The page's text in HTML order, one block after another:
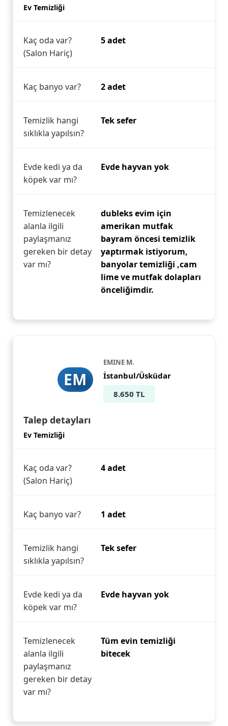
Ev Temizliği
Kaç oda var?
(Salon Hariç)
5 adet
Kaç banyo var? 2 adet
Temizlik hangi
sıklıkla yapılsın?
Tek sefer
Evde kedi ya da
köpek var mı?
Evde hayvan yok
Temizlenecek
alanla ilgili
paylaşmanız
gereken bir detay
var mı?
dubleks evim için
amerikan mutfak
bayram öncesi temizlik
yaptırmak istiyorum,
banyolar temizliği ,cam
lime ve mutfak dolapları
önceliğimdir.
EM
EMINE M.
İstanbul/Üsküdar
8.650 TL
Talep detayları
Ev Temizliği
Kaç oda var?
(Salon Hariç)
4 adet
Kaç banyo var? 1 adet
Temizlik hangi
sıklıkla yapılsın?
Tek sefer
Evde kedi ya da
köpek var mı?
Evde hayvan yok
Temizlenecek
alanla ilgili
paylaşmanız
gereken bir detay
var mı?
Tüm evin temizliği
bitecek